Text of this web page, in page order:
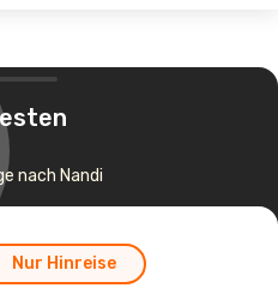
nach Nandi
Nur Hinreise